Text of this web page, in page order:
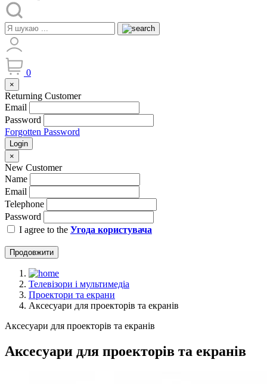
0
×
Returning Customer
Email
Password
Forgotten Password
Login
×
New Customer
Name
Email
Telephone
Password
I agree to the Угода користувача
Продовжити
Телевізори і мультимедіа
Проектори та екрани
Аксесуари для проекторів та екранів
Аксесуари для проекторів та екранів
Аксесуари для проекторів та екранів